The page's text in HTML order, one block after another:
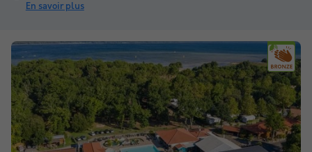
En savoir plus